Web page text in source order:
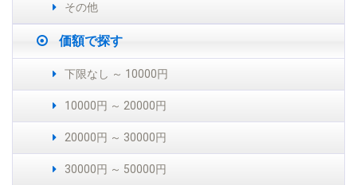
その他
価額で探す
下限なし ～ 10000円
10000円 ～ 20000円
20000円 ～ 30000円
30000円 ～ 50000円